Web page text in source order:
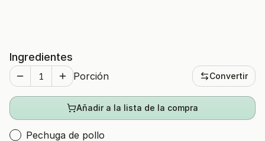
Ingredientes
Porción Convertir
Añadir a la lista de la compra
Pechuga de pollo